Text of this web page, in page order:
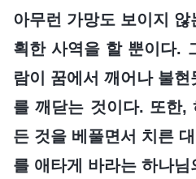
아무런 가망도 보이지
획한 사역을 할 뿐이다.
람이 꿈에서 깨어나 불
를 깨닫는 것이다. 또한,
든 것을 베풀면서 치른
를 애타게 바라는 하나